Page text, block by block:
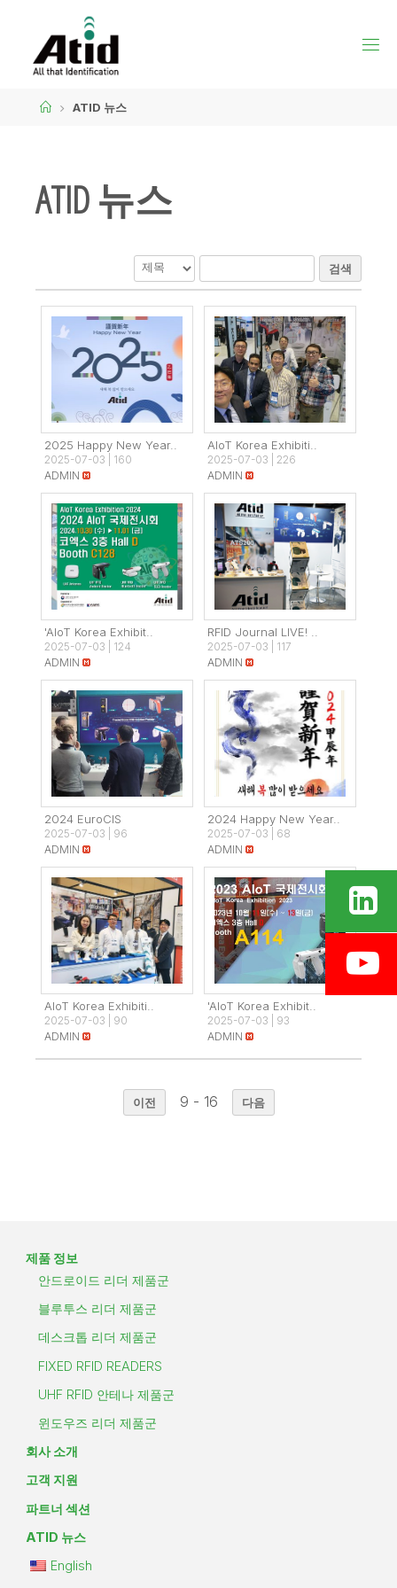
ATID 뉴스
ATID 뉴스
검색
2025 Happy New Year..
2025-07-03
160
ADMIN
AIoT Korea Exhibiti..
2025-07-03
226
ADMIN
'AIoT Korea Exhibit..
2025-07-03
124
ADMIN
RFID Journal LIVE! ..
2025-07-03
117
ADMIN
2024 EuroCIS
2025-07-03
96
ADMIN
2024 Happy New Year..
2025-07-03
68
ADMIN
AIoT Korea Exhibiti..
2025-07-03
90
ADMIN
'AIoT Korea Exhibit..
2025-07-03
93
ADMIN
이전 9 - 16 다음
제품 정보
안드로이드 리더 제품군
블루투스 리더 제품군
데스크톱 리더 제품군
FIXED RFID READERS
UHF RFID 안테나 제품군
윈도우즈 리더 제품군
회사 소개
고객 지원
파트너 섹션
ATID 뉴스
English